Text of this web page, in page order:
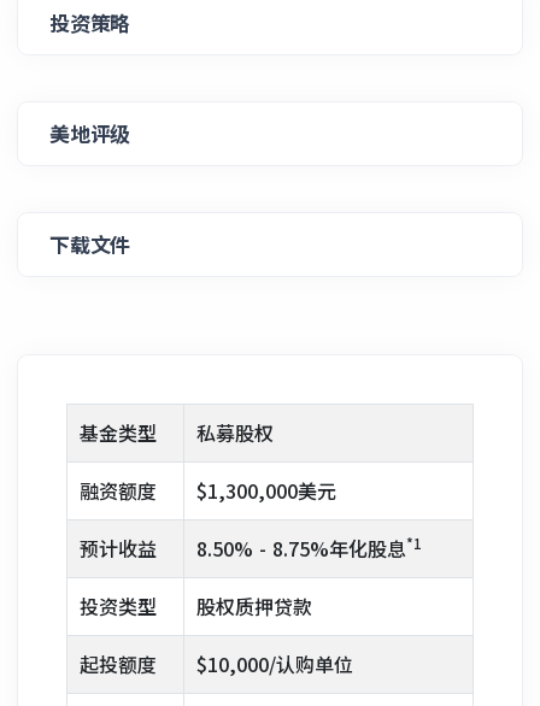
投资策略
美地评级
下载文件
基金类型
私募股权
融资额度
$1,300,000美元
预计收益
8.50% - 8.75%年化股息*1
投资类型
股权质押贷款
起投额度
$10,000/认购单位